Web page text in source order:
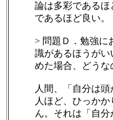
論は多彩である
であるほど良い。
> 問題Ｄ．勉強に
識があるほうが
めた場合、どうな
人間、「自分は
人ほど、ひっか
ん。それは「自